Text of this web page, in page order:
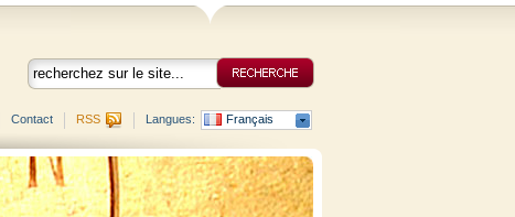
Langues: Français
RSS
Contact